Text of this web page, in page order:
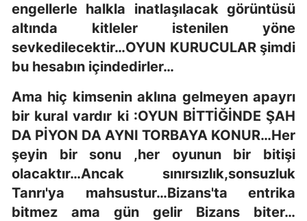
engellerle halkla inatlaşılacak görüntüsü
altında kitleler istenilen yöne
sevkedilecektir…OYUN KURUCULAR şimdi
bu hesabın içindedirler…
Ama hiç kimsenin aklına gelmeyen apayrı
bir kural vardır ki :OYUN BİTTİĞİNDE ŞAH
DA PİYON DA AYNI TORBAYA KONUR…Her
şeyin bir sonu ,her oyunun bir bitişi
olacaktır…Ancak sınırsızlık,sonsuzluk
Tanrı'ya mahsustur…Bizans'ta entrika
bitmez ama gün gelir Bizans biter…